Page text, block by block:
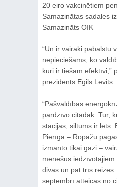
20 eiro vakcinētiem
Samazinātas sadales
Samazināts OIK
“Un ir vairāki pabalstu
nepieciešams, ko
kuri ir tiešām efektīvi,”
prezidents Egils Levits.
“Pašvaldības
pārdzīvo citādāk. Tur,
stacijas, siltums ir lēts.
Pierīgā – Ropažu
izmanto tikai gāzi –
mēnešus
divas un pat trīs
septembrī atteicās no